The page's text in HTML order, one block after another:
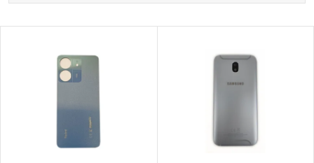
a
Nejprodávanější